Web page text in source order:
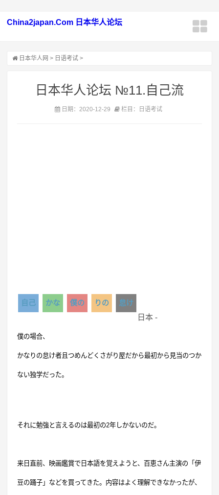
China2japan.Com 日本华人论坛
日本华人网 > 日语考试 >
日本华人论坛 №11.自己流
日期：2020-12-29 栏目：日语考试
自己 かな 僕の りの
怠け
日本 -
僕の場合、
かなりの怠け者且つめんどくさがり屋だから最初から見当のつか
ない独学だった。
それに勉強と言えるのは最初の2年しかないのだ。
来日直前、映画鑑賞で日本語を覚えようと、百恵さん主演の「伊
豆の踊子」などを買ってきた。内容はよく理解できなかったが、